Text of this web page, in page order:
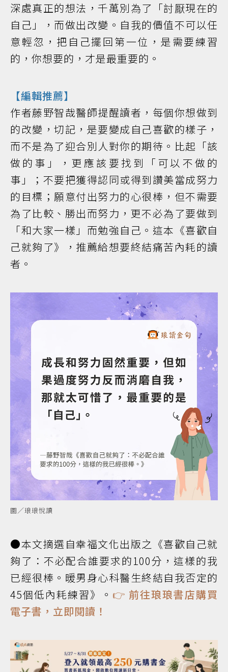
深處真正的想法，千萬別為了「討厭現在的
自己」，而做出改變。自我的價值不可以任
意輕忽，把自己擺回第一位，是需要練習
的，你想要的，才是最重要的。
【編輯推薦】
作者藤野智哉醫師提醒讀者，每個你想做到
的改變，切記，是要變成自己喜歡的樣子，
而不是為了迎合別人對你的期待。比起「該
做的事」，更應該要找到「可以不做的
事」；不要把獲得認同或得到讚美當成努力
的目標；願意付出努力的心很棒，但不需要
為了比較、勝出而努力，更不必為了要做到
「和大家一樣」而勉強自己。這本《喜歡自
己就夠了》，推薦給想要終結痛苦內耗的讀
者。
圖／琅琅悅讀
●本文摘選自幸福文化出版之《喜歡自己就
夠了：不必配合誰要求的100分，這樣的我
已經很棒。暖男身心科醫生終結自我否定的
45個低內耗練習》。 👉 前往琅琅書店購買
電子書，立即閱讀！